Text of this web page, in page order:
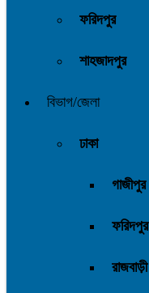
ফরিদপুর
শাহজাদপুর
বিভাগ/জেলা
ঢাকা
গাজীপুর
ফরিদপুর
রাজবাড়ী